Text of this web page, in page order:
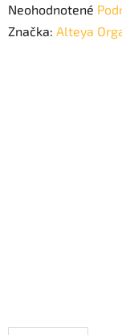
Priemerné
hodnotenie
Neohodnotené
Značka: Alteya